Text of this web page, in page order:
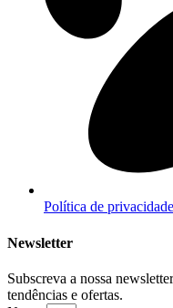
Política de privacidade
Newsletter
Subscreva a nossa
tendências e ofertas.